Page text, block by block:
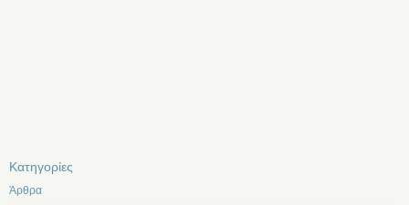
Kατηγορίες
Άρθρα